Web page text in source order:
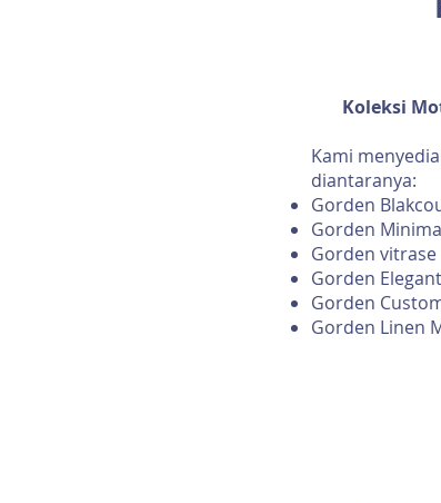
Koleksi
Kami
diantaranya:
Gorden
Gorden
Gorden vitrase
Gorden Elegant
Gorden
Gorden Linen